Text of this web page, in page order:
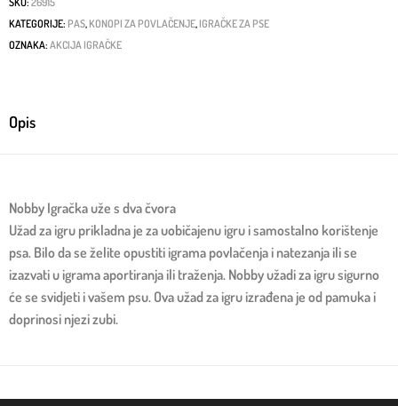
KATEGORIJE: PAS, KONOPI ZA POVLAČENJE, IGRAČKE ZA PSE
OZNAKA: AKCIJA IGRAČKE
Opis
Nobby Igračka uže s dva čvora
Užad za igru prikladna je za uobičajenu igru i samostalno korištenje
psa. Bilo da se želite opustiti igrama povlačenja i natezanja ili se
izazvati u igrama aportiranja ili traženja. Nobby užadi za igru ​​sigurno
će se svidjeti i vašem psu. Ova užad za igru izrađena je od pamuka i
doprinosi njezi zubi.